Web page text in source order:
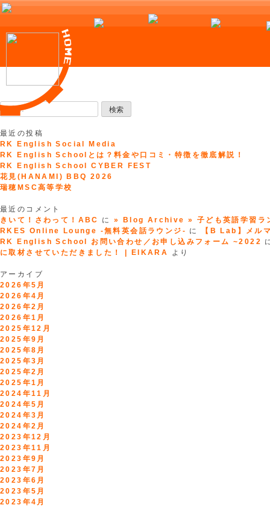
to
content
検
索:
最近の投稿
RK English Social Media
RK English Schoolとは？料金や口コミ・特徴を徹底解説！
RK English School CYBER FEST
花見(HANAMI) BBQ 2026
瑞穂MSC高等学校
最近のコメント
きいて！さわって！ABC
に» Blog Archive » 子ども英語学習ラ
RKES Online Lounge -無料英会話ラウンジ- に
【B Lab】メ
RK English School お問い合わせ／お申し込みフォーム ~2022
に取材させていただきました！ | EIKARA
より
アーカイブ
2026年5月
2026年4月
2026年2月
2026年1月
2025年12月
2025年9月
2025年8月
2025年3月
2025年2月
2025年1月
2024年11月
2024年5月
2024年3月
2024年2月
2023年12月
2023年11月
2023年9月
2023年7月
2023年6月
2023年5月
2023年4月